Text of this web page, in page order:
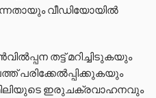
വീഡിയോയിൽ
തട്ട് മറിച്ചിടുകയും
പരിക്കേല്‍പ്പിക്കുകയും
ഇരുചക്രവാഹനവും